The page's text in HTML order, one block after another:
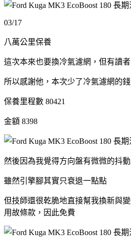
03/17
八萬公里保養
這次本來也要換冷氣濾網，但有讀
所以感謝他，本次少了冷氣濾網的錢
保養里程數 80421
金額 8398
然後因為我覺得方向盤有微微的抖
雖然引擎腳其實只衰退一點點
但技師還很乾脆地直接幫我換新與
用故條款，因此免費